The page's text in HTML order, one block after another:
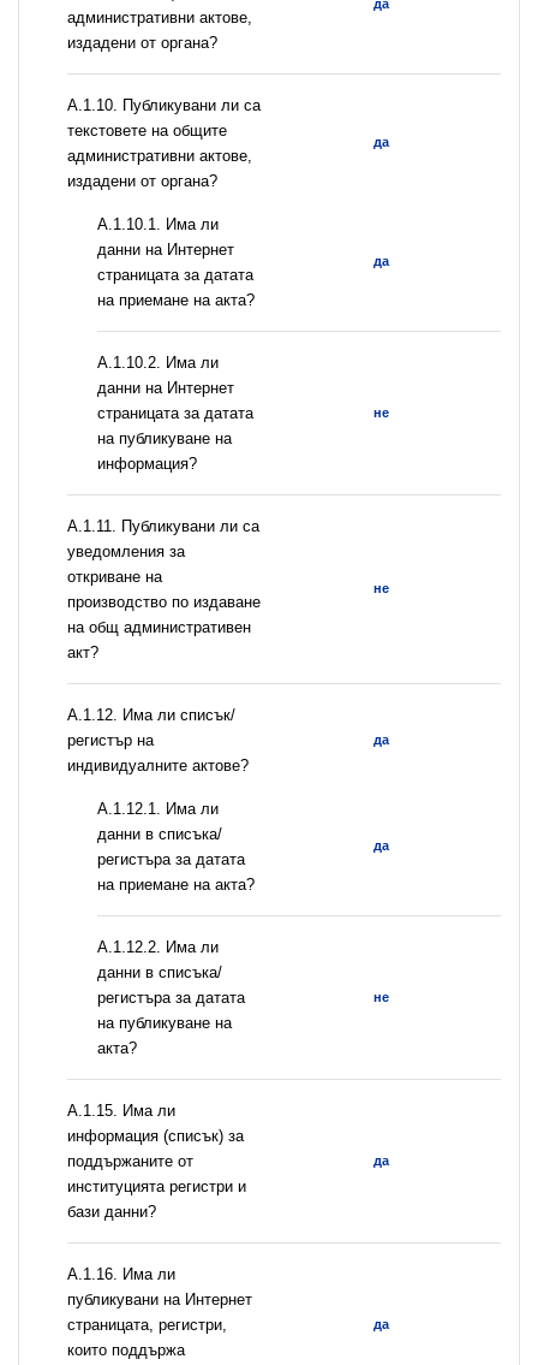
административни актове,
издадени от органа?
да
А.1.10. Публикувани ли са
текстовете на общите
административни актове,
издадени от органа?
да
A.1.10.1. Има ли
данни на Интернет
страницата за датата
на приемане на акта?
да
A.1.10.2. Има ли
данни на Интернет
страницата за датата
на публикуване на
информация?
не
А.1.11. Публикувани ли са
уведомления за
откриване на
производство по издаване
на общ административен
акт?
не
А.1.12. Има ли списък/
регистър на
индивидуалните актове?
да
A.1.12.1. Има ли
данни в списъка/
регистъра за датата
на приемане на акта?
да
A.1.12.2. Има ли
данни в списъка/
регистъра за датата
на публикуване на
акта?
не
А.1.15. Има ли
информация (списък) за
поддържаните от
институцията регистри и
бази данни?
да
А.1.16. Има ли
публикувани на Интернет
страницата, регистри,
които поддържа
да